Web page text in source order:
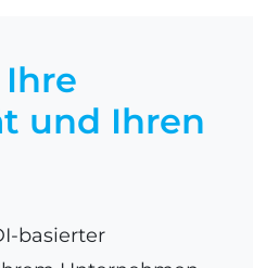
und Ihren
basierter